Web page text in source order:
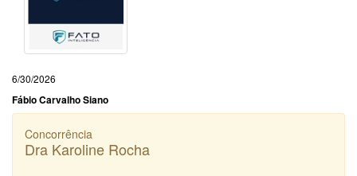
6/30/2026
Fábio Carvalho Siano
Concorrência
Dra Karoline Rocha